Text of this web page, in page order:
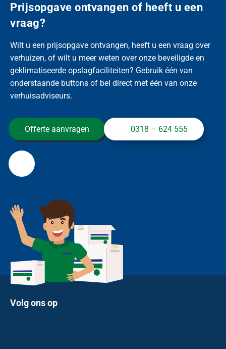
Prijsopgave ontvangen of heeft u een
vraag?
Wilt u een prijsopgave ontvangen, heeft u een vraag over
verhuizen, of wilt u meer weten over onze beveiligde en
geklimatiseerde opslagfaciliteiten? Gebruik één van
onderstaande buttons of bel direct met één van onze
verhuisadviseurs.
Offerte aanvragen 0318 – 624 555
Volg ons op